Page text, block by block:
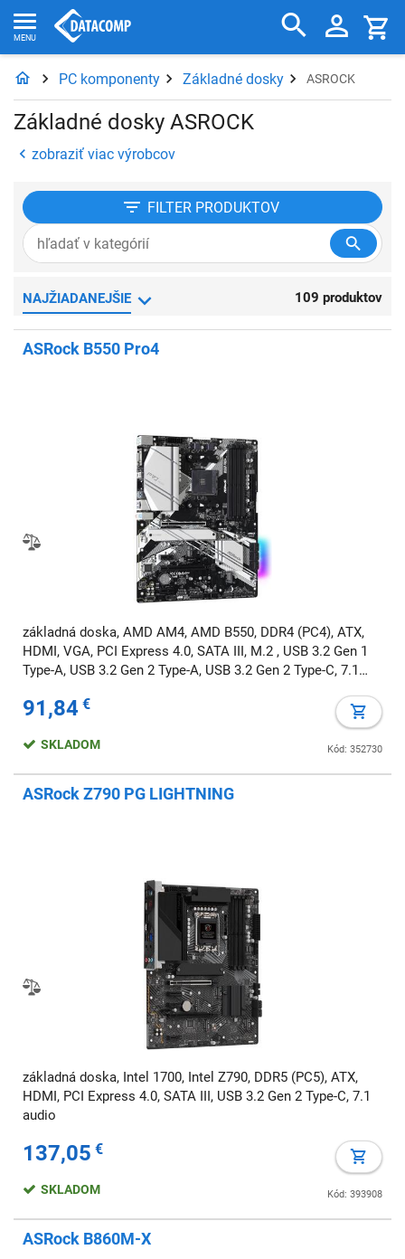
PC komponenty Základné dosky ASROCK
Základné dosky ASROCK
zobraziť viac výrobcov
FILTER PRODUKTOV
NAJŽIADANEJŠIE 109 produktov
ASRock B550 Pro4
základná doska, AMD AM4, AMD B550, DDR4 (PC4), ATX,
HDMI, VGA, PCI Express 4.0, SATA III, M.2 , USB 3.2 Gen 1
Type-A, USB 3.2 Gen 2 Type-A, USB 3.2 Gen 2 Type-C, 7.1
91,84 €
Kód: 352730
SKLADOM
ASRock Z790 PG LIGHTNING
základná doska, Intel 1700, Intel Z790, DDR5 (PC5), ATX,
HDMI, PCI Express 4.0, SATA III, USB 3.2 Gen 2 Type-C, 7.1
audio
137,05 €
Kód: 393908
SKLADOM
ASRock B860M-X